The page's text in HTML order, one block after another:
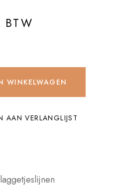
WINKELWAGEN
AAN VERLANGLIJST